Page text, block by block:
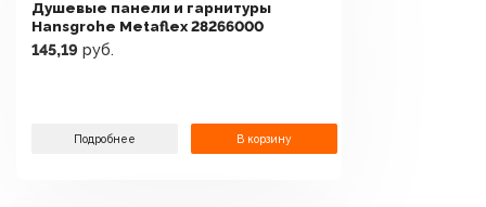
Душевые панели и гарнитуры
Hansgrohe Metaflex 28266000
145,19 руб.
Подробнее В корзину